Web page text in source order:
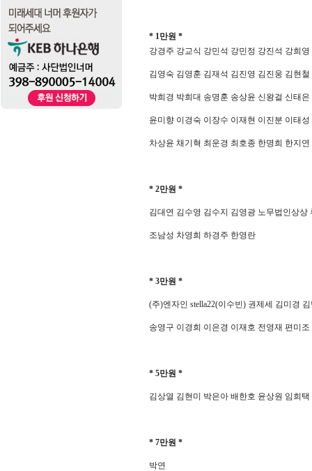
* 1만원 *
강경주 강교식 강민석 강민정 강진석 강희
김영숙 김영훈 김재석 김진영 김진웅 김현
박희경 박희대 송명훈 송상윤 신왕걸 신태
윤미향 이경숙 이장수 이재현 이진분 이태
차상윤 채기혁 최운경 최호종 한명희 한지
* 2만원 *
김대연 김수영 김수지 김영광 노무법인상상
조남성 차영희 하경주 한영란
* 3만원 *
(주)엔자인 stella22(이수빈) 권제세 김미경
송영구 이경희 이은경 이재호 전영재 편미
* 5만원 *
김상열 김현미 박은아 배한호 윤상원 임희택
* 7만원 *
박연